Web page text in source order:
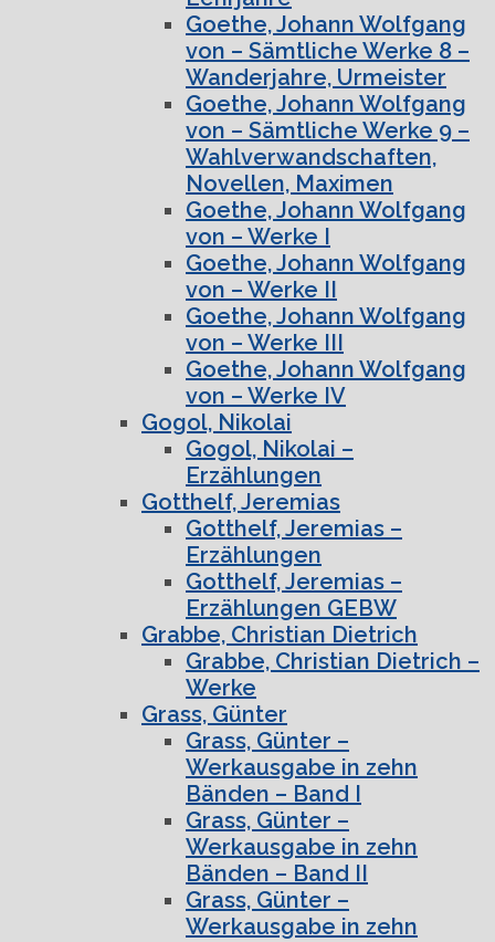
Goethe, Johann Wolfgang
von – Sämtliche Werke 8 –
Wanderjahre, Urmeister
Goethe, Johann Wolfgang
von – Sämtliche Werke 9 –
Wahlverwandschaften,
Novellen, Maximen
Goethe, Johann Wolfgang
von – Werke I
Goethe, Johann Wolfgang
von – Werke II
Goethe, Johann Wolfgang
von – Werke III
Goethe, Johann Wolfgang
von – Werke IV
Gogol, Nikolai
Gogol, Nikolai –
Erzählungen
Gotthelf, Jeremias
Gotthelf, Jeremias –
Erzählungen
Gotthelf, Jeremias –
Erzählungen GEBW
Grabbe, Christian Dietrich
Grabbe, Christian Dietrich –
Werke
Grass, Günter
Grass, Günter –
Werkausgabe in zehn
Bänden – Band I
Grass, Günter –
Werkausgabe in zehn
Bänden – Band II
Grass, Günter –
Werkausgabe in zehn